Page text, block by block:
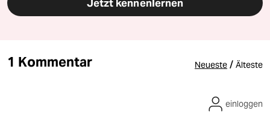
Jetzt kennenlernen
1 Kommentar Neueste / Älteste
einloggen